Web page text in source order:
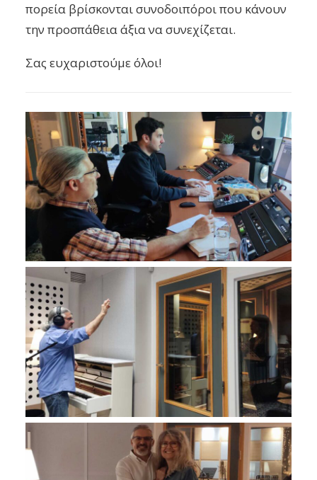
πορεία βρίσκονται συνοδοιπόροι που κάνουν
την προσπάθεια άξια να συνεχίζεται.
Σας ευχαριστούμε όλοι!